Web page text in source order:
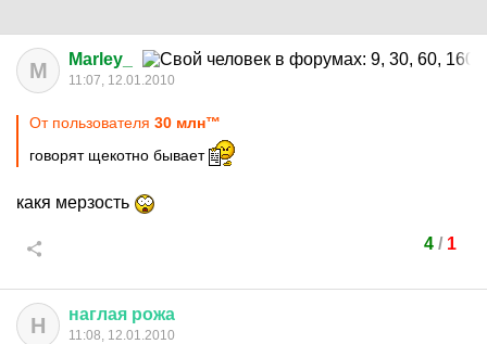
M Marley_
11:07, 12.01.2010
От пользователя 30 млн™
говорят щекотно бывает
какя мерзость
4/ 1
Н наглая рожа
11:08, 12.01.2010